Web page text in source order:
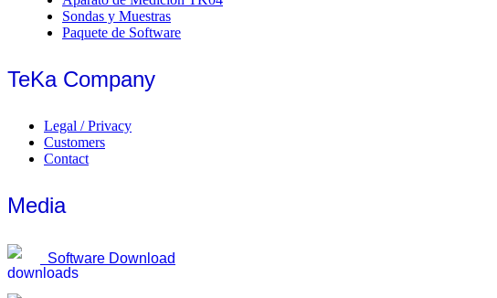
Sondas y Muestras
Paquete de Software
TeKa Company
Legal / Privacy
Customers
Contact
Media
Software Download